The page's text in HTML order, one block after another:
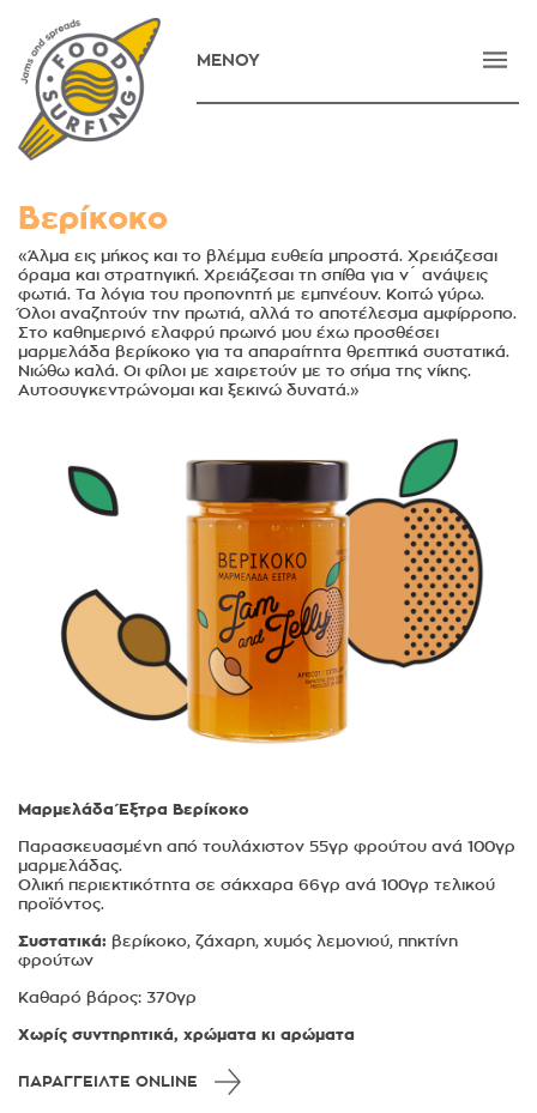
ΜΕΝΟΥ
ΑΡΧΙΚΗ
ΝΕΑ
ΕΠΙΚΟΙΝΩΝΙΑ
E-SHOP
ENGLISH
Βερίκοκο
«Άλμα εις μήκος και το βλέμμα ευθεία μπροστά. Χρειάζεσαι
όραμα και στρατηγική. Χρειάζεσαι τη σπίθα για ν´ ανάψεις
φωτιά. Τα λόγια του προπονητή με εμπνέουν. Κοιτώ γύρω.
Όλοι αναζητούν την πρωτιά, αλλά το αποτέλεσμα αμφίρροπο.
Στο καθημερινό ελαφρύ πρωινό μου έχω προσθέσει
μαρμελάδα βερίκοκο για τα απαραίτητα θρεπτικά συστατικά.
Νιώθω καλά. Οι φίλοι με χαιρετούν με το σήμα της νίκης.
Αυτοσυγκεντρώνομαι και ξεκινώ δυνατά.»
Μαρμελάδα Έξτρα Βερίκοκο
Παρασκευασμένη από τουλάχιστον 55γρ φρούτου ανά 100γρ
μαρμελάδας.
Ολική περιεκτικότητα σε σάκχαρα 66γρ ανά 100γρ τελικού
προϊόντος.
Συστατικά: βερίκοκο, ζάχαρη, χυμός λεμονιού, πηκτίνη
φρούτων
Καθαρό βάρος: 370γρ
Χωρίς συντηρητικά, χρώματα κι αρώματα
ΠΑΡΑΓΓΕΙΛΤΕ ONLINE